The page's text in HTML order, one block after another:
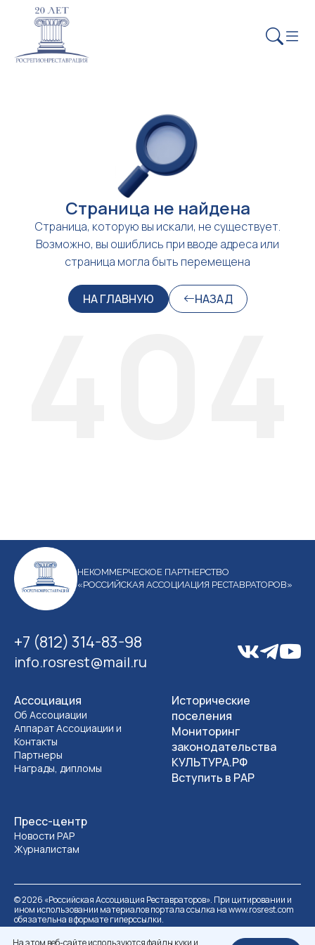
Страница не найдена
Страница, которую вы искали, не существует.
Возможно, вы ошиблись при вводе адреса или
страница могла быть перемещена
НА ГЛАВНУЮ НАЗАД
На этом веб-сайте используются файлы куки и
НЕКОММЕРЧЕСКОЕ ПАРТНЕРСТВО
«РОССИЙСКАЯ АССОЦИАЦИЯ РЕСТАВРАТОРОВ»
+7 (812) 314-83-98
info.rosrest@mail.ru
Ассоциация
Об Ассоциации
Аппарат Ассоциации и
Контакты
Партнеры
Награды, дипломы
Пресс-центр
Новости РАР
Журналистам
Исторические
поселения
Мониторинг
законодательства
КУЛЬТУРА.РФ
Вступить в РАР
©2026 «Российская Ассоциация Реставраторов». При цитировании и
ином использовании материалов портала ссылка на www.rosrest.com
обязательна в формате гиперссылки.
Политика обработки персональных данных
Разработка сайта